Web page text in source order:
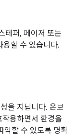
테퍼, 페이저 또는
용할 수 있습니다.
을 지닙니다. 온보
용하면서 환경을
악할 수 있도록 명확